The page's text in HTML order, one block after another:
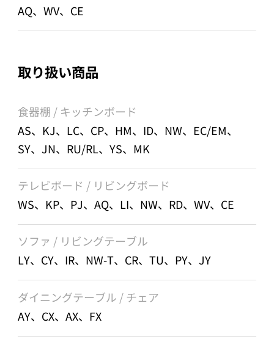
AQ、WV、CE
取り扱い商品
食器棚 / キッチンボード
AS、KJ、LC、CP、HM、ID、NW、EC/EM、
SY、JN、RU/RL、YS、MK
テレビボード / リビングボード
WS、KP、PJ、AQ、LI、NW、RD、WV、CE
ソファ / リビングテーブル
LY、CY、IR、NW-T、CR、TU、PY、JY
ダイニングテーブル / チェア
AY、CX、AX、FX